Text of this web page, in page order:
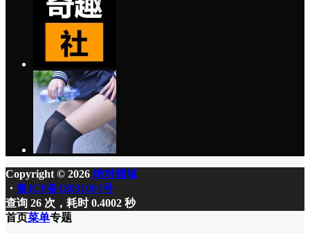
Copyright © 2026 绝对领域
・ 鲁ICP备18031091号
查询 26 次，耗时 0.4002 秒
首页菜单专题